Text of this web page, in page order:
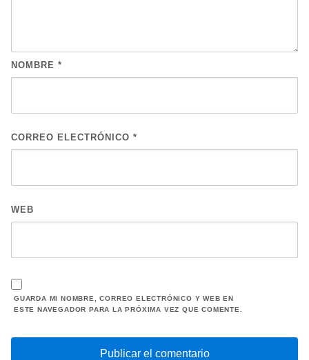
NOMBRE *
CORREO ELECTRÓNICO *
WEB
GUARDA MI NOMBRE, CORREO ELECTRÓNICO Y WEB EN
ESTE NAVEGADOR PARA LA PRÓXIMA VEZ QUE COMENTE.